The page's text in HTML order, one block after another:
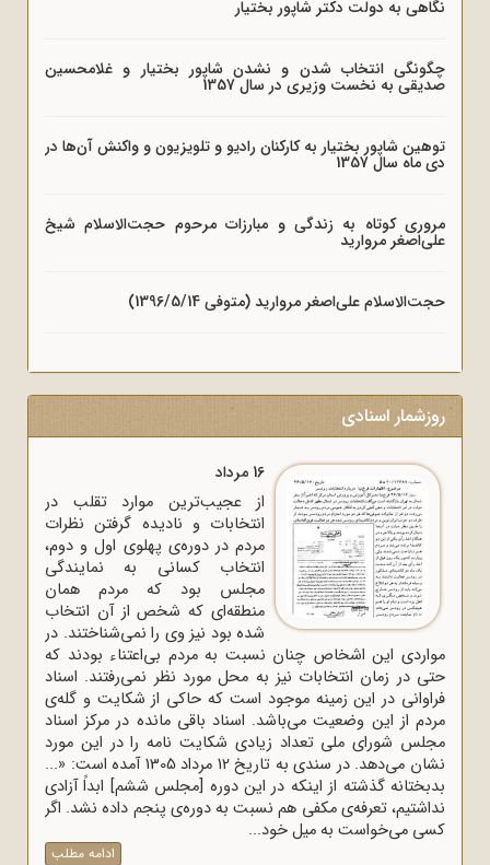
نگاهی به دولت دکتر شاپور بختیار
چگونگی انتخاب شدن و نشدن شاپور بختیار و غلامحسین
صدیقی به نخست وزیری در سال 1357
توهین شاپور بختیار به کارکنان رادیو و تلویزیون و واکنش آن‌ها در
دی ماه سال 1357
مروری کوتاه به زندگی و مبارزات مرحوم حجت‌الاسلام شیخ
علی‌اصغر مروارید
حجت‌الاسلام علی‌اصغر مروارید (متوفی 1396/5/14)
روزشمار اسنادی
16 مرداد
از عجیب‌ترین موارد تقلب در
انتخابات و نادیده گرفتن نظرات
مردم در دوره‌ی پهلوی اول و دوم،
انتخاب کسانی به نمایندگی
مجلس بود که مردم همان
منطقه‌ای که شخص از آن انتخاب
شده بود نیز وی را نمی‌شناختند. در
مواردی این اشخاص چنان نسبت به مردم بی‌اعتناء بودند که
حتی در زمان انتخابات نیز به محل مورد نظر نمی‌رفتند. اسناد
فراوانی در این زمینه موجود است که حاکی از شکایت و گله‌ی
مردم از این وضعیت می‌باشد. اسناد باقی مانده در مرکز اسناد
مجلس شورای ملی تعداد زیادی شکایت نامه را در این مورد
نشان می‌دهد. در سندی به تاریخ 12 مرداد 1305 آمده است: «...
بدبختانه گذشته از اینکه در این دوره [مجلس ششم] ابداً آزادی
نداشتیم، تعرفه‌ی مکفی هم نسبت به دوره‌ی پنجم داده نشد. اگر
کسی می‌خواست به میل خود...
ادامه مطلب